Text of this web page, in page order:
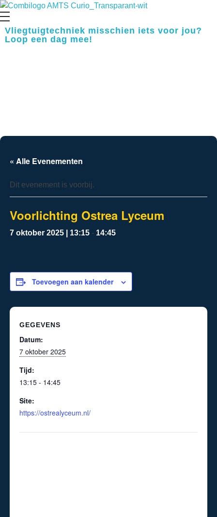
Opleiding Vliegtuigtechniek
Vliegtuigtechniek misschien iets voor jou?
Loop een dag mee!
« Alle Evenementen
Dit evenement is voorbij.
Voorlichting Ostrea Lyceum
7 oktober 2025 | 13:15 - 14:45
Toevoegen aan kalender
GEGEVENS
Datum:
7 oktober 2025
Tijd:
13:15 - 14:45
Site:
https://ostrealyceum.nl/